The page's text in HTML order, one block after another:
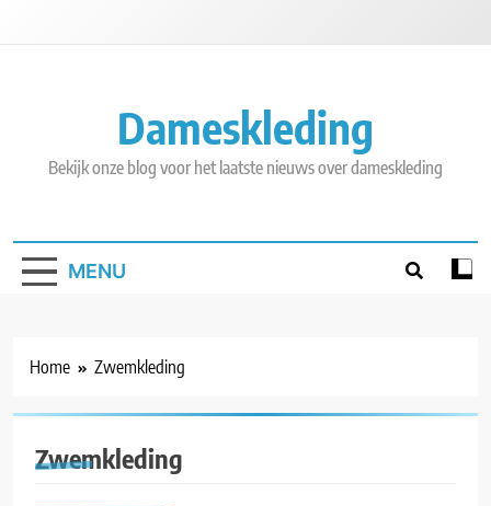
Dameskleding
Bekijk onze blog voor het laatste nieuws over dameskleding
MENU
Home Zwemkleding
Zwemkleding